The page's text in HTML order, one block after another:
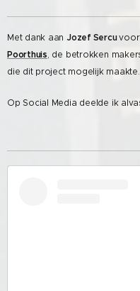
Met dank aan Jozef Sercuvoor
Poorthuis , de betrokken
die dit project mogelijk maakte.
Op Social Media deelde ik